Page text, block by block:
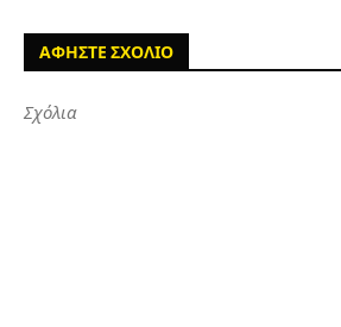
ΑΦΗΣΤΕ ΣΧΟΛΙΟ
Σχόλια